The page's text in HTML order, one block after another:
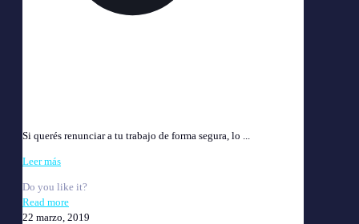
Si querés renunciar a tu trabajo de forma segura, lo ...
Leer más
Do you like it?
Read more
22 marzo, 2019